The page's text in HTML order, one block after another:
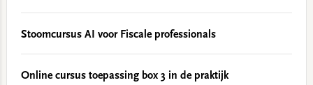
Stoomcursus AI voor Fiscale professionals
Online cursus toepassing box 3 in de praktijk